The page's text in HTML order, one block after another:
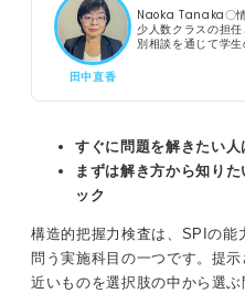
田中直香
Naoka Tanaka〇情
少人数クラスの担
別相談を通じて学
すぐに問題を解きたい人
まずは解き方から知りた
ック
構造的把握力検査は、SPIの能
問う実施科目の一つです。提
近いものを選択肢の中から選ぶ